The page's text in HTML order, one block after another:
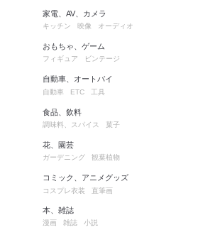
家電、AV、カメラ
キッチン 映像 オーディオ
おもちゃ、ゲーム
フィギュア ビンテージ
自動車、オートバイ
自動車 ETC 工具
食品、飲料
調味料、スパイス 菓子
花、園芸
ガーデニング 観葉植物
コミック、アニメグッズ
コスプレ衣装 直筆画
本、雑誌
漫画 雑誌 小説